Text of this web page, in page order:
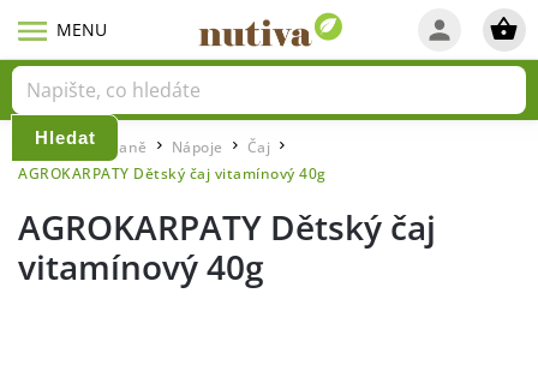
Hledat
Domů / Snídaně Nápoje Čaj /
AGROKARPATY Dětský čaj vitamínový 40g
AGROKARPATY Dětský čaj
vitamínový 40g